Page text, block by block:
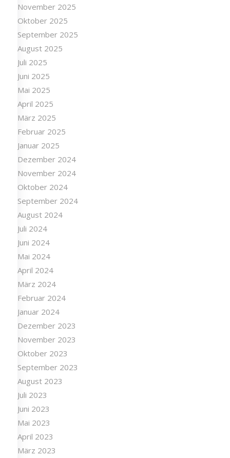
November 2025
Oktober 2025
September 2025
August 2025
Juli 2025
Juni 2025
Mai 2025
April 2025
März 2025
Februar 2025
Januar 2025
Dezember 2024
November 2024
Oktober 2024
September 2024
August 2024
Juli 2024
Juni 2024
Mai 2024
April 2024
März 2024
Februar 2024
Januar 2024
Dezember 2023
November 2023
Oktober 2023
September 2023
August 2023
Juli 2023
Juni 2023
Mai 2023
April 2023
März 2023